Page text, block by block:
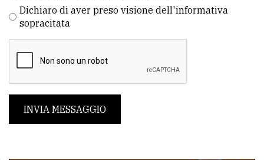
Dichiaro di aver preso visione dell'informativa
sopracitata
INVIA MESSAGGIO